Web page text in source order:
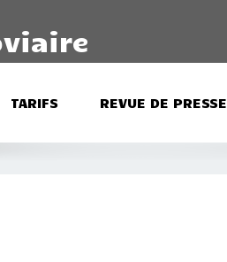
TARIFS REVUE DE PRESSE